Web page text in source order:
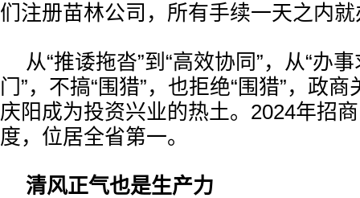
们注册苗林公司，所有手续一天之内就
从“推诿拖沓”到“高效协同”，从“办
门”，不搞“围猎”，也拒绝“围猎”，政
庆阳成为投资兴业的热土。2024年招
度，位居全省第一。
清风正气也是生产力